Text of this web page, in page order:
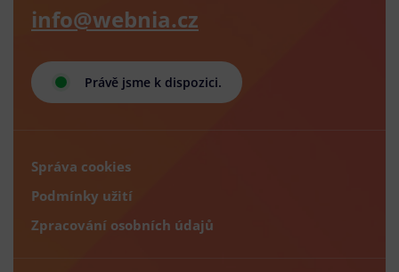
Právě jsme k dispozici.
info@webnia.cz
Správa cookies
Podmínky užití
Zpracování osobních údajů